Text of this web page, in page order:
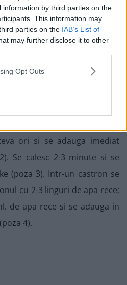
by third parties on the
This information may
parties on the IAB’s List of
may further disclose it to other
Opt Outs
din tigaie si se pastreaza cald,
grasimea de rata cele 2 linguri
ori si se adauga imediat
Se calesc 2-3 minute si se
(poza 3). Intr-un castron se
cu 2-3 linguri de apa rece;
de apa rece si se adauga in
4).